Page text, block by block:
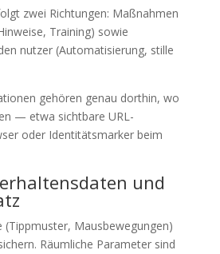
zwei Richtungen: Maßnahmen
Training) sowie
nutzer (Automatisierung, stille
gehören genau dorthin, wo
— etwa sichtbare URL-
oder Identitätsmarker beim
und
(Tippmuster, Mausbewegungen)
Räumliche Parameter sind